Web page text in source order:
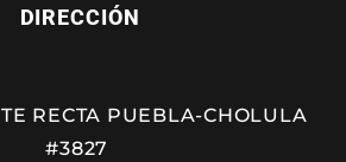
DIRECCIÓN
RECTA PUEBLA-CHOLULA
#3827